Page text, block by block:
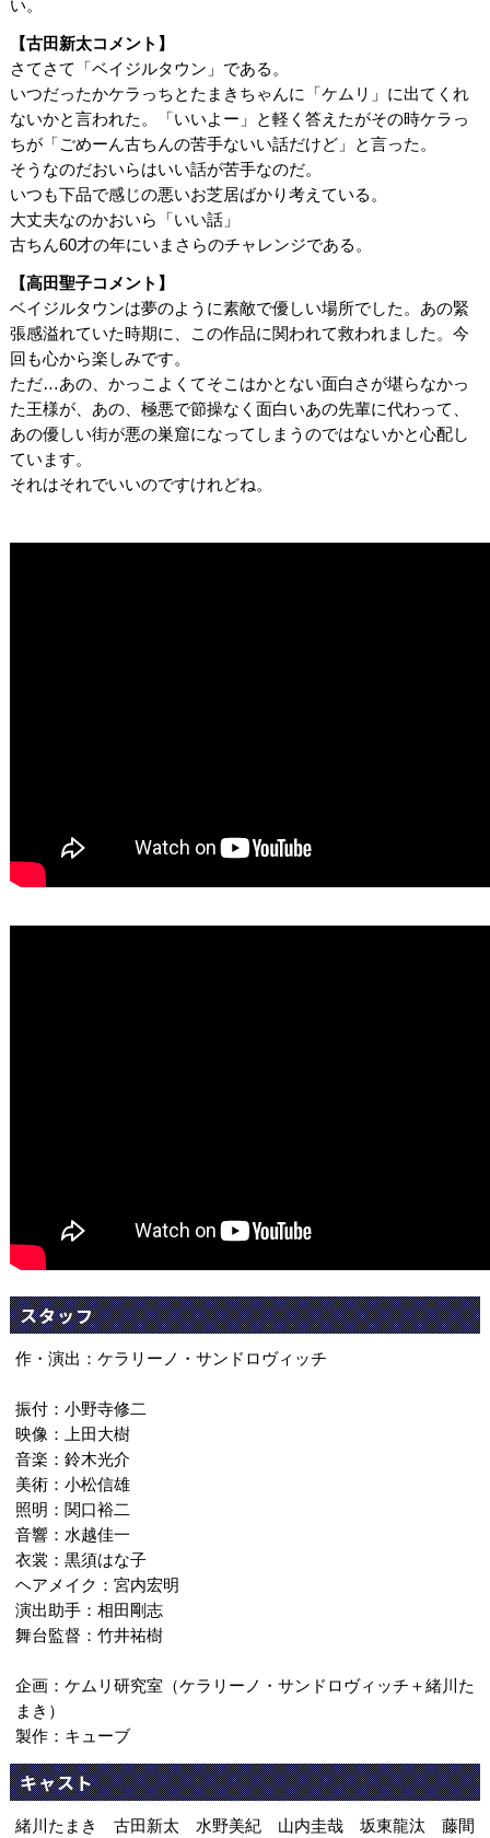
い。
【古田新太コメント】
さてさて「ベイジルタウン」である。
いつだったかケラっちとたまきちゃんに「ケムリ」に出てくれ
ないかと言われた。「いいよー」と軽く答えたがその時ケラっ
ちが「ごめーん古ちんの苦手ないい話だけど」と言った。
そうなのだおいらはいい話が苦手なのだ。
いつも下品で感じの悪いお芝居ばかり考えている。
大丈夫なのかおいら「いい話」
古ちん60才の年にいまさらのチャレンジである。
【高田聖子コメント】
ベイジルタウンは夢のように素敵で優しい場所でした。あの緊
張感溢れていた時期に、この作品に関われて救われました。今
回も心から楽しみです。
ただ…あの、かっこよくてそこはかとない面白さが堪らなかっ
た王様が、あの、極悪で節操なく面白いあの先輩に代わって、
あの優しい街が悪の巣窟になってしまうのではないかと心配し
ています。
それはそれでいいのですけれどね。
スタッフ
作・演出：ケラリーノ・サンドロヴィッチ
振付：小野寺修二
映像：上田大樹
音楽：鈴木光介
美術：小松信雄
照明：関口裕二
音響：水越佳一
衣裳：黒須はな子
ヘアメイク：宮内宏明
演出助手：相田剛志
舞台監督：竹井祐樹
企画：ケムリ研究室（ケラリーノ・サンドロヴィッチ＋緒川た
まき）
製作：キューブ
キャスト
緒川たまき 古田新太 水野美紀 山内圭哉 坂東龍汰 藤間